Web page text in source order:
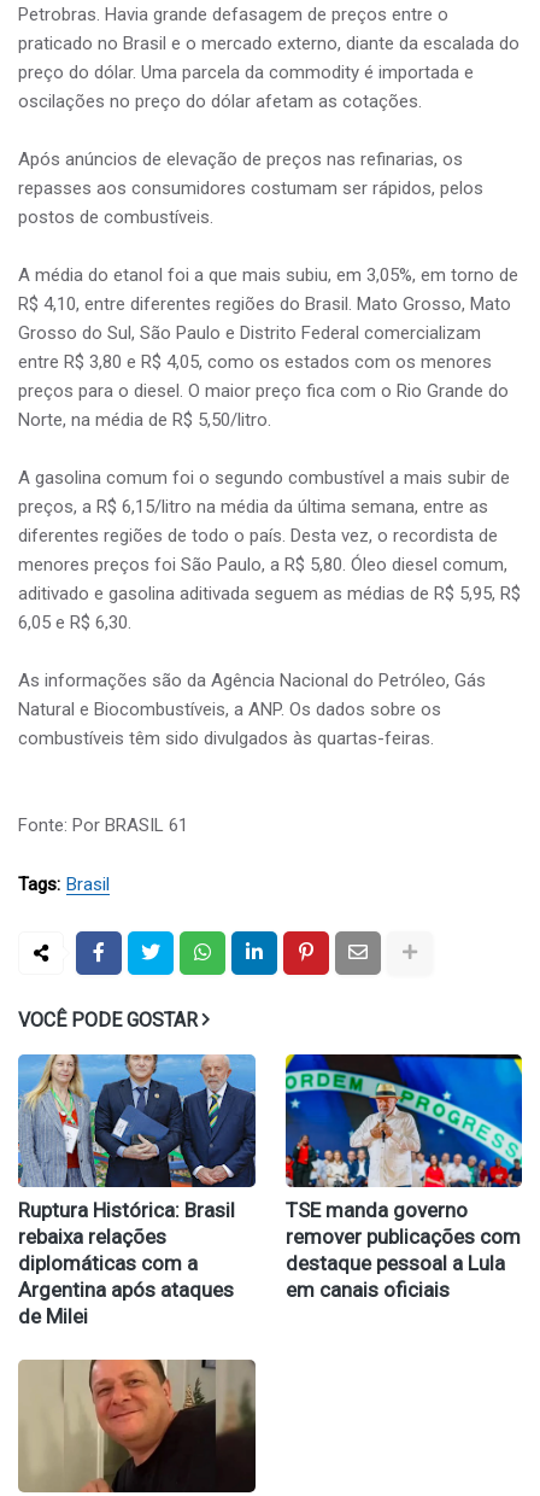
Petrobras. Havia grande defasagem de preços entre o
praticado no Brasil e o mercado externo, diante da escalada do
preço do dólar. Uma parcela da commodity é importada e
oscilações no preço do dólar afetam as cotações.
Após anúncios de elevação de preços nas refinarias, os
repasses aos consumidores costumam ser rápidos, pelos
postos de combustíveis.
A média do etanol foi a que mais subiu, em 3,05%, em torno de
R$ 4,10, entre diferentes regiões do Brasil. Mato Grosso, Mato
Grosso do Sul, São Paulo e Distrito Federal comercializam
entre R$ 3,80 e R$ 4,05, como os estados com os menores
preços para o diesel. O maior preço fica com o Rio Grande do
Norte, na média de R$ 5,50/litro.
A gasolina comum foi o segundo combustível a mais subir de
preços, a R$ 6,15/litro na média da última semana, entre as
diferentes regiões de todo o país. Desta vez, o recordista de
menores preços foi São Paulo, a R$ 5,80. Óleo diesel comum,
aditivado e gasolina aditivada seguem as médias de R$ 5,95, R$
6,05 e R$ 6,30.
As informações são da Agência Nacional do Petróleo, Gás
Natural e Biocombustíveis, a ANP. Os dados sobre os
combustíveis têm sido divulgados às quartas-feiras.
Fonte: Por BRASIL 61
Tags: Brasil
VOCÊ PODE GOSTAR
Ruptura Histórica: Brasil
rebaixa relações
diplomáticas com a
Argentina após ataques
de Milei
TSE manda governo
remover publicações com
destaque pessoal a Lula
em canais oficiais